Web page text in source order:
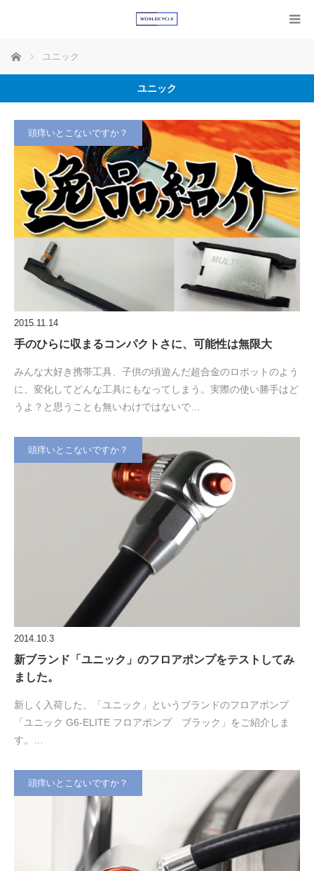
ホーム ユニック
ユニック
頭痒いとこないですか？
2015.11.14
手のひらに収まるコンパクトさに、可能性は無限大
みんな大好き携帯工具、子供の頃遊んだ超合金のロボットのよう
に、変化してどんな工具にもなってしまう。実際の使い勝手はど
うよ？と思うことも無いわけではないで…
頭痒いとこないですか？
2014.10.3
新ブランド「ユニック」のフロアポンプをテストしてみ
ました。
新しく入荷した、「ユニック」というブランドのフロアポンプ
「ユニック G6-ELITE フロアポンプ ブラック」をご紹介しま
す。…
頭痒いとこないですか？